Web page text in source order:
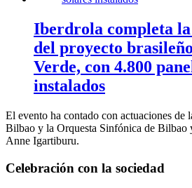
Iberdrola completa
del proyecto
Verde, con 4.800
instalados
El evento ha contado con actuaciones de
Bilbao y la Orquesta Sinfónica de Bilbao
Anne Igartiburu.
Celebración con la sociedad